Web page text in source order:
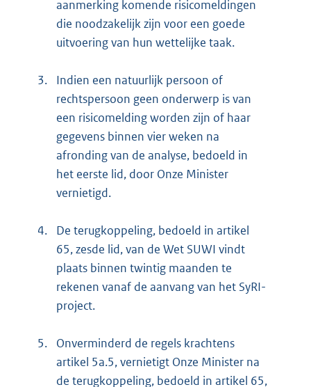
aanmerking komende risicomeldingen
die noodzakelijk zijn voor een goede
uitvoering van hun wettelijke taak.
3.
Indien een natuurlijk persoon of
rechtspersoon geen onderwerp is van
een risicomelding worden zijn of haar
gegevens binnen vier weken na
afronding van de analyse, bedoeld in
het eerste lid, door Onze Minister
vernietigd.
4.
De terugkoppeling, bedoeld in artikel
65, zesde lid, van de Wet SUWI vindt
plaats binnen twintig maanden te
rekenen vanaf de aanvang van het SyRI-
project.
5.
Onverminderd de regels krachtens
artikel 5a.5, vernietigt Onze Minister na
de terugkoppeling, bedoeld in artikel 65,